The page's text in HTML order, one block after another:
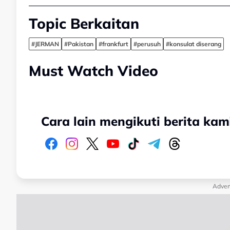
Topic Berkaitan
#JERMAN #Pakistan #frankfurt #perusuh #konsulat diserang
Must Watch Video
Cara lain mengikuti berita